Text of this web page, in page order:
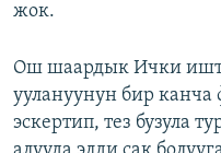
жок.
Ош шаардык Ички
уулануунун бир
эскертип, тез бузула